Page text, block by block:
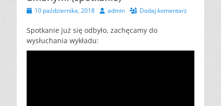
Opublikowano
10 października, 2018 Autoradmin Dodaj komentarz
Spotkanie już się odbyło, zachęcamy do
wysłuchania wykładu: